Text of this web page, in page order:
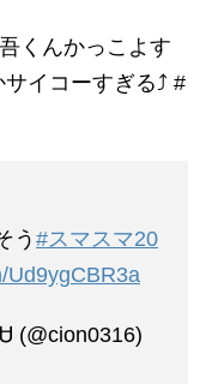
くんかっこよす
イコーすぎる⤴︎ #
う#スマスマ20
Ud9ygCBR3a